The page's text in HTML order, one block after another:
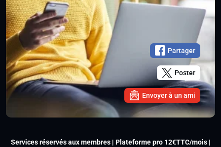
Partager
Poster
Envoyer à un ami
Services réservés aux membres | Plateforme pro 12€TTC/mois |